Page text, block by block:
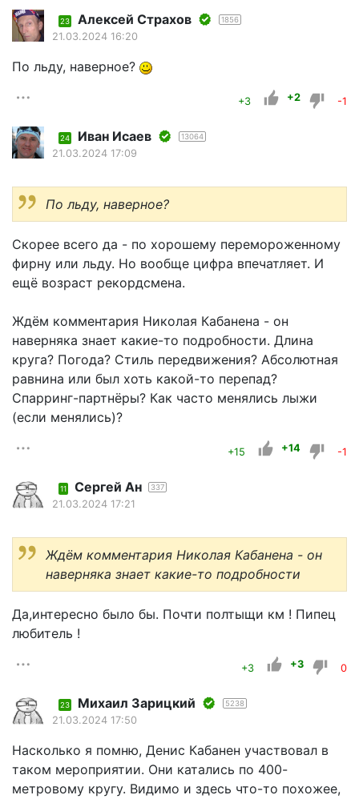
23 Алексей Страхов 1856
21.03.2024 16:20
По льду, наверное?
+3 +2 -1
24 Иван Исаев 13064
21.03.2024 17:09
По льду, наверное?
Скорее всего да - по хорошему перемороженному
фирну или льду. Но вообще цифра впечатляет. И
ещё возраст рекордсмена.
Ждём комментария Николая Кабанена - он
наверняка знает какие-то подробности. Длина
круга? Погода? Стиль передвижения? Абсолютная
равнина или был хоть какой-то перепад?
Спарринг-партнёры? Как часто менялись лыжи
(если менялись)?
+15 +14 -1
11 Сергей Ан 337
21.03.2024 17:21
Ждём комментария Николая Кабанена - он
наверняка знает какие-то подробности
Да,интересно было бы. Почти полтыщи км ! Пипец
любитель !
+3 +3 0
23 Михаил Зарицкий 5238
21.03.2024 17:50
Насколько я помню, Денис Кабанен участвовал в
таком мероприятии. Они катались по 400-
метровому кругу. Видимо и здесь что-то похожее,